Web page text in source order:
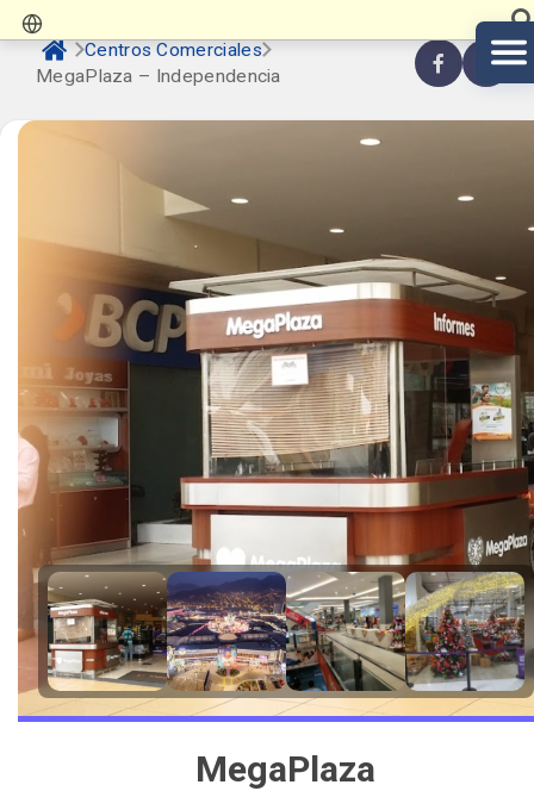
Centros Comerciales
MegaPlaza – Independencia
MegaPlaza